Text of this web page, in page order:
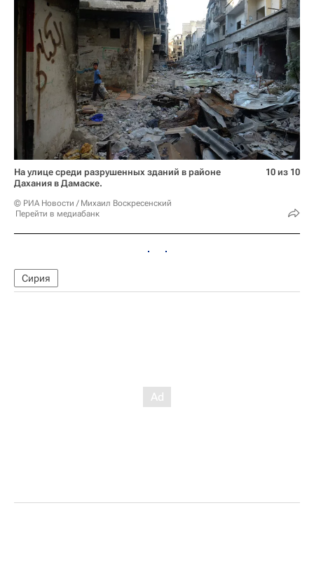
На улице среди разрушенных зданий в районе
Дахания в Дамаске.
© РИА Новости / Михаил Воскресенский
Перейти в медиабанк
10 из 10
Сирия